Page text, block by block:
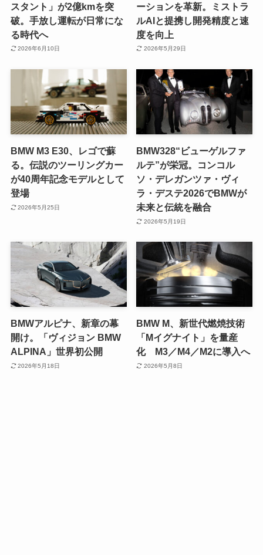
スタント」が2億kmを突
破。手放し運転が日常にな
る時代へ
2026年6月10日
ーションを革新。ミストラ
ルAIと提携し開発精度と速
度を向上
2026年5月29日
BMW M3 E30、レゴで蘇
る。伝説のツーリングカー
が40周年記念モデルとして
登場
2026年5月25日
BMW328“ビューゲルファ
ルテ”が栄冠。コンコル
ソ・デレガンツァ・ヴィ
ラ・デステ2026でBMWが
未来と伝統を融合
2026年5月19日
BMWアルピナ、新章の幕
開け。「ヴィジョン BMW
ALPINA」世界初公開
2026年5月18日
BMW M、新世代燃焼技術
「Mイグナイト」を量産
化 M3／M4／M2に導入へ
2026年5月8日